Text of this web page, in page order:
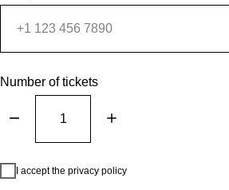
Number of tickets
I accept the privacy policy